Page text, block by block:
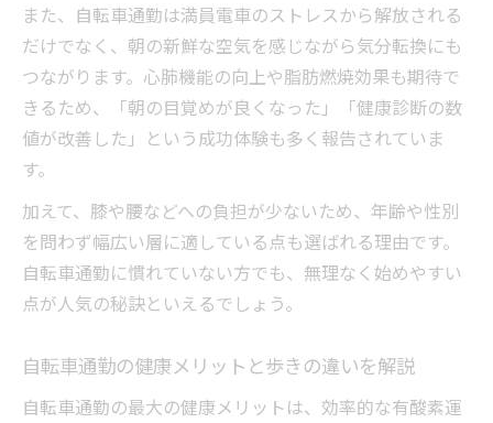
また、自転車通勤は満員電車のストレスから解放される
だけでなく、朝の新鮮な空気を感じながら気分転換にも
つながります。心肺機能の向上や脂肪燃焼効果も期待で
きるため、「朝の目覚めが良くなった」「健康診断の数
値が改善した」という成功体験も多く報告されていま
す。
加えて、膝や腰などへの負担が少ないため、年齢や性別
を問わず幅広い層に適している点も選ばれる理由です。
自転車通勤に慣れていない方でも、無理なく始めやすい
点が人気の秘訣といえるでしょう。
自転車通勤の健康メリットと歩きの違いを解説
自転車通勤の最大の健康メリットは、効率的な有酸素運